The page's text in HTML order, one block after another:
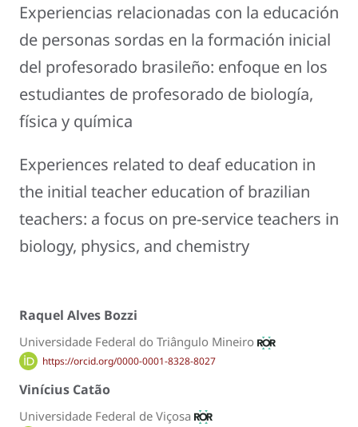
Experiencias relacionadas con la educación
de personas sordas en la formación inicial
del profesorado brasileño: enfoque en los
estudiantes de profesorado de biología,
física y química
Experiences related to deaf education in
the initial teacher education of brazilian
teachers: a focus on pre-service teachers in
biology, physics, and chemistry
Raquel Alves Bozzi
Universidade Federal do Triângulo Mineiro
https://orcid.org/0000-0001-8328-8027
Vinícius Catão
Universidade Federal de Viçosa